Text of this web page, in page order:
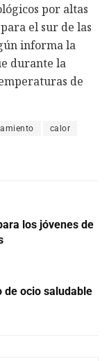
por altas
el sur de las
informa la
durante la
de
calor
los jóvenes de
de ocio saludable